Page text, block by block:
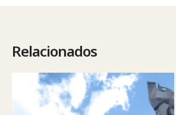
Relacionados